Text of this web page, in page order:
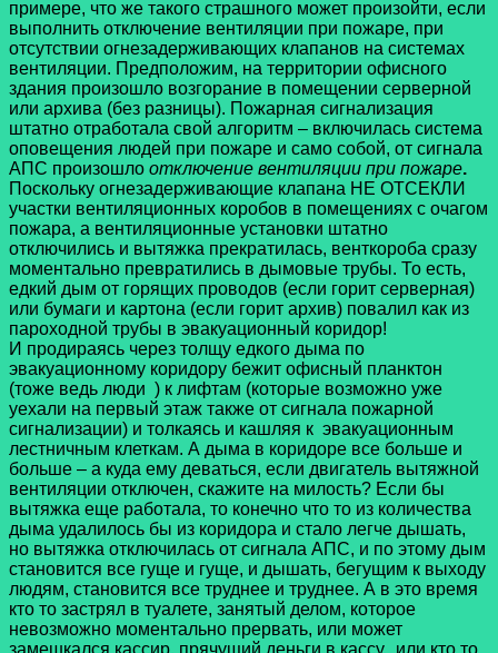
примере, что же такого страшного может произойти, если
выполнить отключение вентиляции при пожаре, при
отсутствии огнезадерживающих клапанов на системах
вентиляции. Предположим, на территории офисного
здания произошло возгорание в помещении серверной
или архива (без разницы). Пожарная сигнализация
штатно отработала свой алгоритм – включилась система
оповещения людей при пожаре и само собой, от сигнала
АПС произошло отключение вентиляции при пожаре.
Поскольку огнезадерживающие клапана НЕ ОТСЕКЛИ
участки вентиляционных коробов в помещениях с очагом
пожара, а вентиляционные установки штатно
отключились и вытяжка прекратилась, венткороба сразу
моментально превратились в дымовые трубы. То есть,
едкий дым от горящих проводов (если горит серверная)
или бумаги и картона (если горит архив) повалил как из
пароходной трубы в эвакуационный коридор!
И продираясь через толщу едкого дыма по
эвакуационному коридору бежит офисный планктон
(тоже ведь люди ) к лифтам (которые возможно уже
уехали на первый этаж также от сигнала пожарной
сигнализации) и толкаясь и кашляя к эвакуационным
лестничным клеткам. А дыма в коридоре все больше и
больше – а куда ему деваться, если двигатель вытяжной
вентиляции отключен, скажите на милость? Если бы
вытяжка еще работала, то конечно что то из количества
дыма удалилось бы из коридора и стало легче дышать,
но вытяжка отключилась от сигнала АПС, и по этому дым
становится все гуще и гуще, и дышать, бегущим к выходу
людям, становится все труднее и труднее. А в это время
кто то застрял в туалете, занятый делом, которое
невозможно моментально прервать, или может
замешкался кассир, прячущий деньги в кассу, или кто то